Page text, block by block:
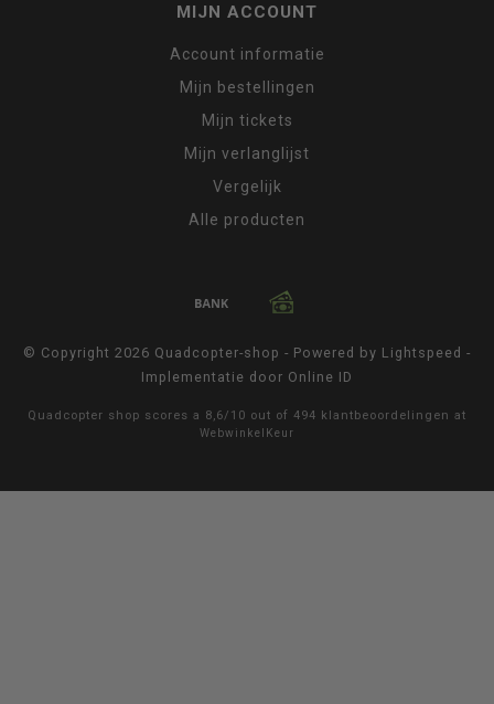
MIJN ACCOUNT
Account informatie
Mijn bestellingen
Mijn tickets
Mijn verlanglijst
Vergelijk
Alle producten
© Copyright 2026 Quadcopter-shop - Powered by Lightspeed -
Implementatie door Online ID
Quadcopter shop scores a 8,6/ 10 out of 494 klantbeoordelingen at
WebwinkelKeur